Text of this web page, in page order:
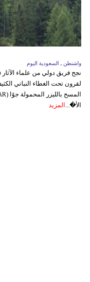
واشنطن ـ السعودية اليوم
نجح فريق دولي من علماء
لقرون تحت الغطاء النباتي
الأ�... المزيد